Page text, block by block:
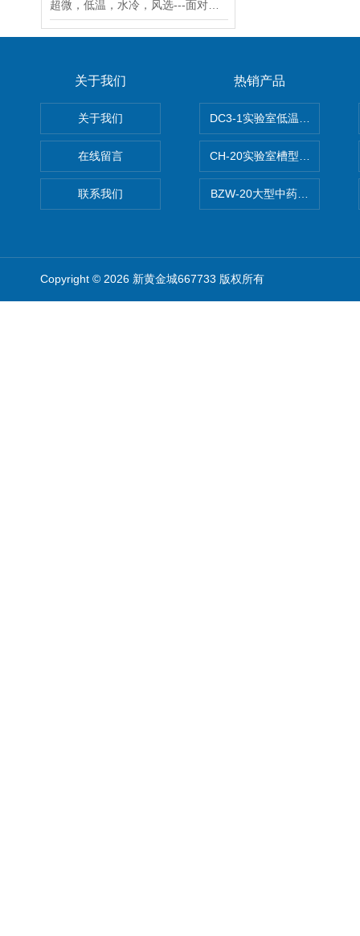
关于我们
关于我们
在线留言
联系我们
热销产品
DC3-1实验室低温冷冻粉碎机
CH-20实验室槽型混合机
BZW-20大型中药全自动制丸
Copyright © 2026 新黄金城667733 版权所有